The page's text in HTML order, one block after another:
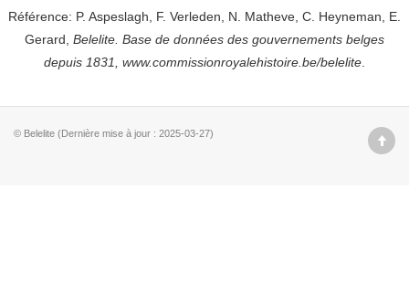
Référence: P. Aspeslagh, F. Verleden, N. Matheve, C. Heyneman, E.
Gerard, Belelite. Base de données des gouvernements belges
depuis 1831, www.commissionroyalehistoire.be/belelite
© Belelite (Dernière mise à jour : 2025-03-27)